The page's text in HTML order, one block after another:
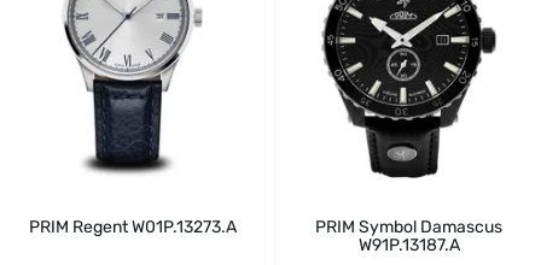
PRIM Regent W01P.13273.A
PRIM Symbol Damascus
W91P.13187.A